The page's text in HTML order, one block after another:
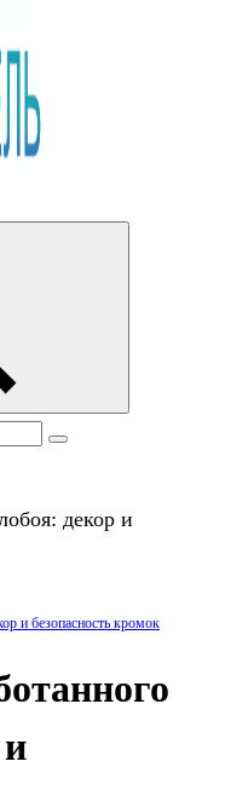
декор и
и безопасность кромок